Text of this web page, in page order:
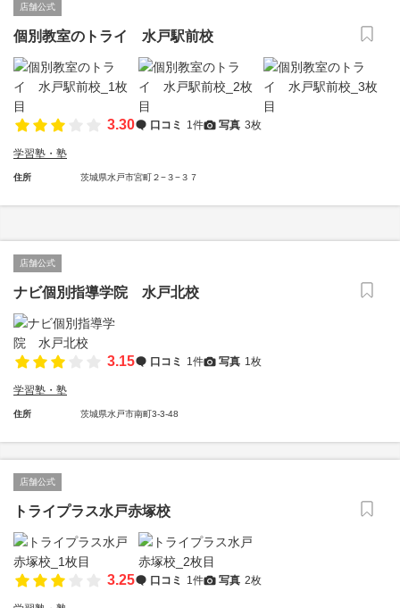
店舗公式
個別教室のトライ 水戸駅前校
3.30 口コミ 1件 写真 3枚
学習塾・塾
住所 茨城県水戸市宮町２−３−３７
店舗公式
ナビ個別指導学院 水戸北校
3.15 口コミ 1件 写真 1枚
学習塾・塾
住所 茨城県水戸市南町3-3-48
店舗公式
トライプラス水戸赤塚校
3.25 口コミ 1件 写真 2枚